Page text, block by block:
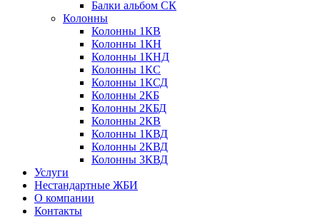
Балки альбом СК
Колонны
Колонны 1КВ
Колонны 1КН
Колонны 1КНД
Колонны 1КС
Колонны 1КСД
Колонны 2КБ
Колонны 2КБД
Колонны 2КВ
Колонны 1КВД
Колонны 2КВД
Колонны 3КВД
Услуги
Нестандартные ЖБИ
О компании
Контакты